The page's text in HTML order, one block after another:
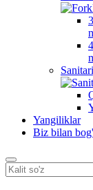
Yangiliklar
Biz bilan